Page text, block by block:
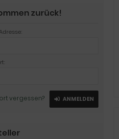
zurück!
vergessen? ANMELDEN